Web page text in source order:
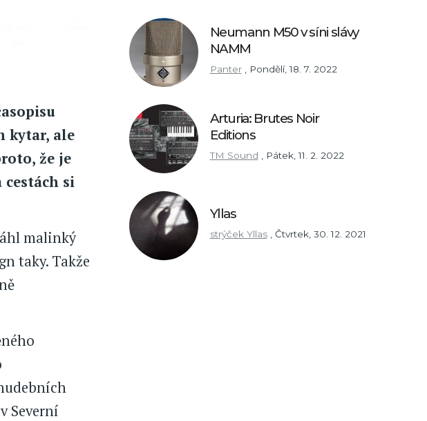
kytar, ale
že je
si
malinký
taky. Takže
Severní
Neumann M50 v síni slávy
NAMM
Panter Pondělí, 18. 7. 2022
Arturia: Brutes Noir
Editions
TM Sound , Pátek, 11. 2. 2022
Yllas
strýček Yllas Čtvrtek, 30. 12. 2021